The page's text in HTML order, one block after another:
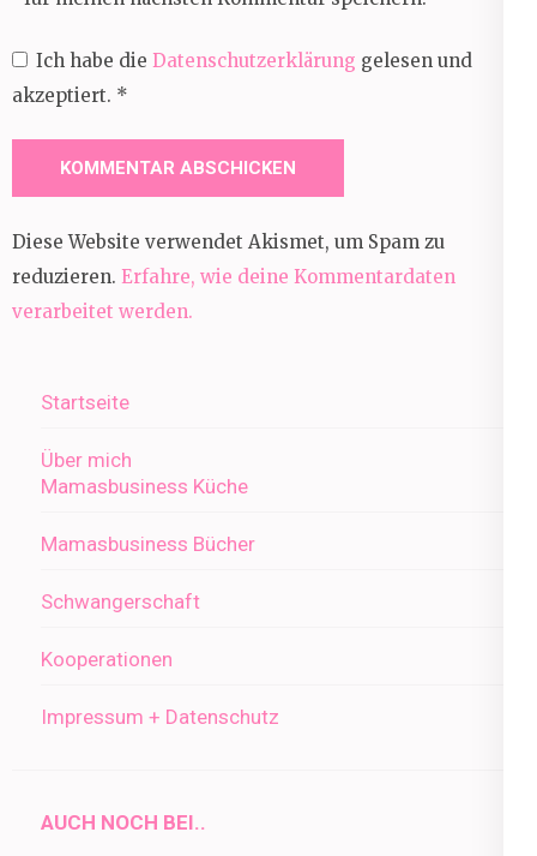
Ich habe die Datenschutzerklärung gelesen und
akzeptiert. *
Diese Website verwendet Akismet, um Spam zu
reduzieren. Erfahre, wie deine Kommentardaten
verarbeitet werden.
Startseite
Über mich
Mamasbusiness Küche
Mamasbusiness Bücher
Schwangerschaft
Kooperationen
Impressum + Datenschutz
AUCH NOCH BEI..